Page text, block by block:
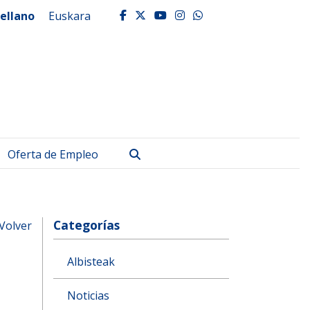
Euskara facebook
twitter
youtube
instagram
whatsapp
Oferta de Empleo
Categorías
Albisteak
Noticias